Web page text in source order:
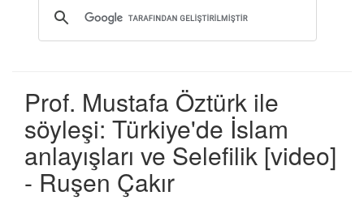
Prof. Mustafa Öztürk ile
söyleşi: Türkiye'de İslam
anlayışları ve Selefilik [video]
- Ruşen Çakır